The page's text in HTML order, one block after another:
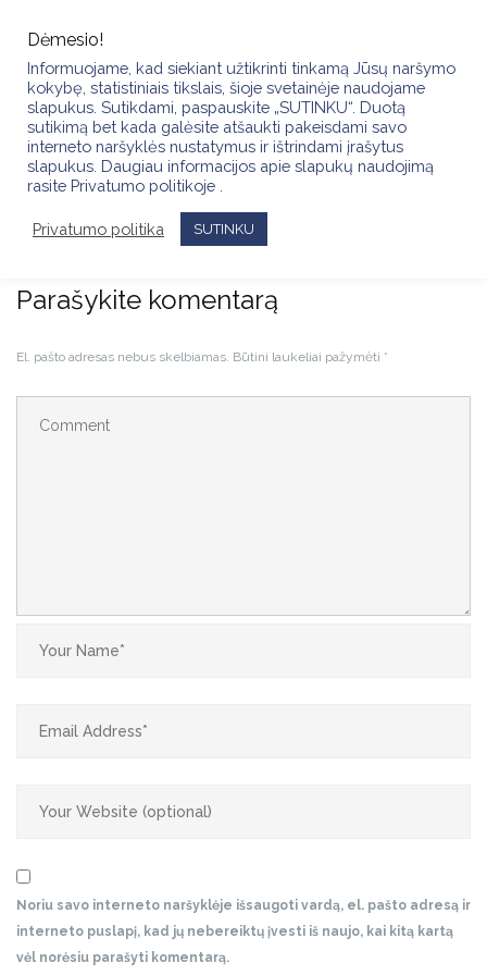
content
VASAROS SUTIKTUVĖS SU KIGSA BENDRUOMENE
Parašykite komentarą
El. pašto adresas nebus skelbiamas. Būtini laukeliai pažymėti *
Noriu savo interneto naršyklėje išsaugoti vardą, el. pašto adresą ir
interneto puslapį, kad jų nebereiktų įvesti iš naujo, kai kitą kartą
vėl norėsiu parašyti komentarą.
Dėmesio!
Informuojame, kad siekiant užtikrinti tinkamą Jūsų naršymo
kokybę, statistiniais tikslais, šioje svetainėje naudojame
slapukus. Sutikdami, paspauskite „SUTINKU“. Duotą
sutikimą bet kada galėsite atšaukti pakeisdami savo
interneto naršyklės nustatymus ir ištrindami įrašytus
slapukus. Daugiau informacijos apie slapukų naudojimą
rasite Privatumo politikoje .
Privatumo politika SUTINKU